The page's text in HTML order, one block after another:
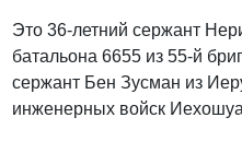
Это 36-летний сержант
батальона 6655 из 55-й
сержант Бен Зусман из
инженерных войск